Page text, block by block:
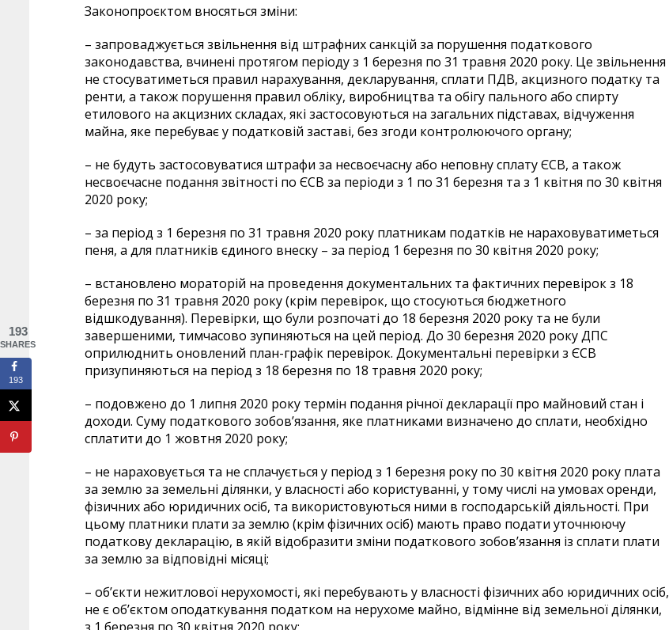
Законопроєктом вносяться зміни:
– запроваджується звільнення від штрафних санкцій за порушення податкового
законодавства, вчинені протягом періоду з 1 березня по 31 травня 2020 року. Це звільнення
не стосуватиметься правил нарахування, декларування, сплати ПДВ, акцизного податку та
ренти, а також порушення правил обліку, виробництва та обігу пального або спирту
етилового на акцизних складах, які застосовуються на загальних підставах, відчуження
майна, яке перебуває у податковій заставі, без згоди контролюючого органу;
– не будуть застосовуватися штрафи за несвоєчасну або неповну сплату ЄСВ, а також
несвоєчасне подання звітності по ЄСВ за періоди з 1 по 31 березня та з 1 квітня по 30 квітня
2020 року;
– за період з 1 березня по 31 травня 2020 року платникам податків не нараховуватиметься
пеня, а для платників єдиного внеску – за період 1 березня по 30 квітня 2020 року;
– встановлено мораторій на проведення документальних та фактичних перевірок з 18
березня по 31 травня 2020 року (крім перевірок, що стосуються бюджетного
відшкодування). Перевірки, що були розпочаті до 18 березня 2020 року та не були
завершеними, тимчасово зупиняються на цей період. До 30 березня 2020 року ДПС
оприлюднить оновлений план-графік перевірок. Документальні перевірки з ЄСВ
призупиняються на період з 18 березня по 18 травня 2020 року;
– подовжено до 1 липня 2020 року термін подання річної декларації про майновий стан і
доходи. Суму податкового зобов’язання, яке платниками визначено до сплати, необхідно
сплатити до 1 жовтня 2020 року;
– не нараховується та не сплачується у період з 1 березня року по 30 квітня 2020 року плата
за землю за земельні ділянки, у власності або користуванні, у тому числі на умовах оренди,
фізичних або юридичних осіб, та використовуються ними в господарській діяльності. При
цьому платники плати за землю (крім фізичних осіб) мають право подати уточнюючу
податкову декларацію, в якій відобразити зміни податкового зобов’язання із сплати плати
за землю за відповідні місяці;
– об’єкти нежитлової нерухомості, які перебувають у власності фізичних або юридичних осіб,
не є об’єктом оподаткування податком на нерухоме майно, відмінне від земельної ділянки,
193
SHARES
193